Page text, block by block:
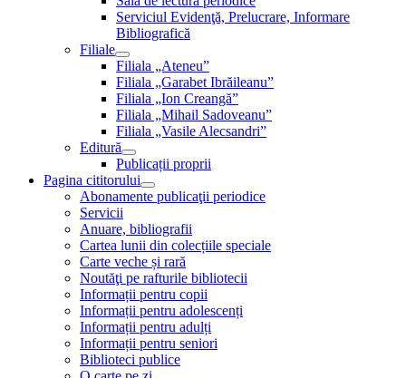
Serviciul Evidenţă, Prelucrare, Informare
Bibliografică
Filiale
Filiala „Ateneu”
Filiala „Garabet Ibrăileanu”
Filiala „Ion Creangă”
Filiala „Mihail Sadoveanu”
Filiala „Vasile Alecsandri”
Editură
Publicații proprii
Pagina cititorului
Abonamente publicaţii periodice
Servicii
Anuare, bibliografii
Cartea lunii din colecțiile speciale
Carte veche și rară
Noutăţi pe rafturile bibliotecii
Informații pentru copii
Informații pentru adolescenți
Informații pentru adulți
Informații pentru seniori
Biblioteci publice